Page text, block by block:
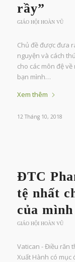
rầy”
GIÁO HỘI HOÀN VŨ
Chủ đề được đưa
nguyện và cách
cho các môn đệ
bạn mình…
Xem thêm
12 Tháng 10, 2018
ĐTC
tệ nhất
của mình
GIÁO HỘI HOÀN VŨ
Vatican - Điều răn
Xuất Hành có mục